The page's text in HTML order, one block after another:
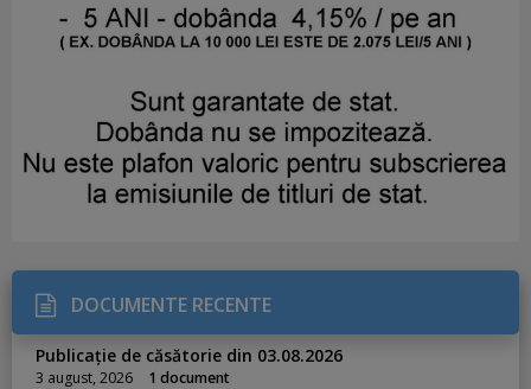
DOCUMENTE RECENTE
Publicație de căsătorie din 03.08.2026
3 august, 2026 1 document